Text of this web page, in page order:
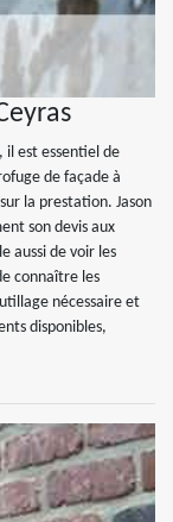
il est essentiel de
de façade à
la prestation. Jason
son devis aux
aussi de voir les
connaître les
nécessaire et
disponibles,